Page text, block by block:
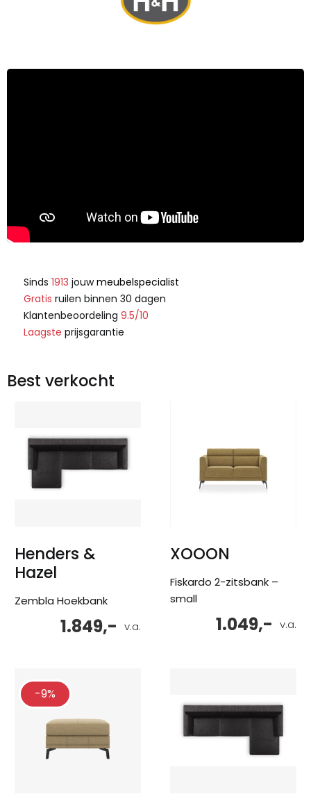
Sinds 1913 jouwmeubelspecialist
Gratis ruilen binnen 30 dagen
Klantenbeoordeling 9.5/10
Laagste prijsgarantie
Best verkocht
Henders &
Hazel
Zembla Hoekbank
v.a.
1.849,-
XOOON
Fiskardo 2-zitsbank –
small
v.a.
1.049,-
-9%